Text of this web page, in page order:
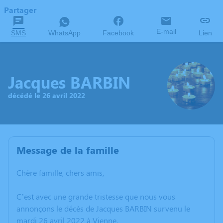
Partager
SMS WhatsApp Facebook E-mail Lien
Jacques BARBIN
décédé le 26 avril 2022
Message de la famille
Chère famille, chers amis,
C’est avec une grande tristesse que nous vous
annonçons le décès de Jacques BARBIN survenu le
mardi 26 avril 2022 à Vienne.